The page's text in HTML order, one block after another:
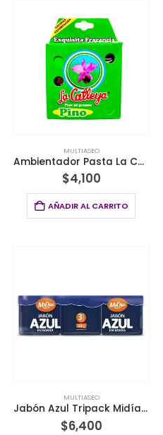
MULTIASEO
Ambientador Pasta La Catleya Pino 30G
$4,100
AÑADIR AL CARRITO
MULTIASEO
Jabón Azul Tripack Midía 900Gr
$6,400